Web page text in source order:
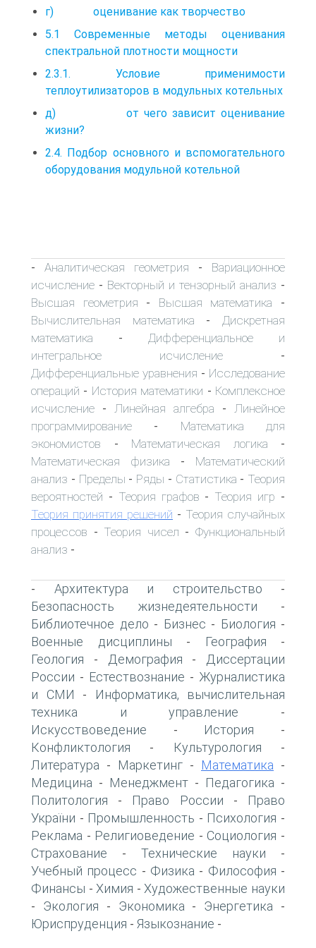
г) оценивание как творчество
5.1 Современные методы оценивания
спектральной плотности мощности
2.3.1. Условие применимости
теплоутилизаторов в модульных котельных
д) от чего зависит оценивание
жизни?
2.4. Подбор основного и вспомогательного
оборудования модульной котельной
- Аналитическая геометрия - Вариационное
исчисление - Векторный и тензорный анализ -
Высшая геометрия - Высшая математика -
Вычислительная математика - Дискретная
математика - Дифференциальное и
интегральное исчисление -
Дифференциальные уравнения - Исследование
операций - История математики - Комплексное
исчисление - Линейная алгебра -
Линейное
программирование - Математика для
экономистов - Математическая логика -
Математическая физика - Математический
анализ - Пределы - Ряды - Статистика - Теория
вероятностей - Теория графов - Теория игр -
Теория принятия решений - Теория случайных
процессов - Теория чисел -Функциональный
анализ -
- Архитектура и строительство -
Безопасность жизнедеятельности -
Библиотечное дело - Бизнес - Биология -
Военные дисциплины - География -
Геология - Демография -
Диссертации
России - Естествознание - Журналистика
и СМИ -
Информатика, вычислительная
техника и управление -
Искусствоведение - История -
Конфликтология - Культурология -
Литература - Маркетинг - Математика -
Медицина - Менеджмент - Педагогика -
Политология - Право России -
Право
України - Промышленность - Психология -
Реклама - Религиоведение - Социология -
Страхование - Технические науки -
Учебный процесс - Физика - Философия -
Финансы - Химия - Художественные науки
- Экология - Экономика - Энергетика -
Юриспруденция - Языкознание -